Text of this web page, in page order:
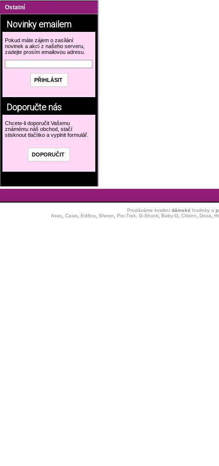
Ostatní
Novinky emailem
Pokud máte zájem o zasílání
novinek a akcí z našeho serveru,
zadejte prosím emailovou adresu.
Doporučte nás
Chcete-li doporučit Vašemu
známému náš obchod, stačí
stisknout tlačítko a vyplnit formulář.
Prodáváme kvalitní dámské hodinkya
Asso
Casio Edifice Sheen Pro-Trek, G-Shock, Baby-G Citizen Doxa